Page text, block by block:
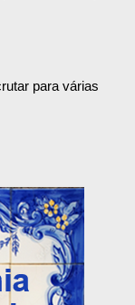
para várias